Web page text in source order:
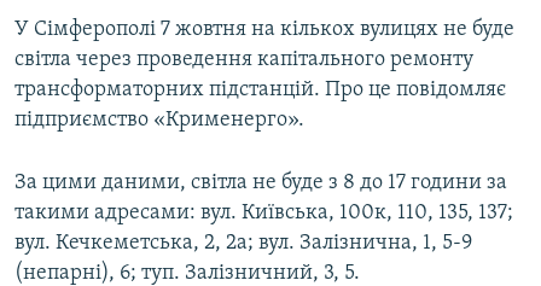
пошуку
ІНТЕРВ'Ю
ВСЕ ЗА ДЕНЬ
СПЕЦПРОЕКТИ
ВІДЕОУРОКИ «ELIFBE»
СВІДЧЕННЯ ОКУПАЦІЇ
Русский
Qırımtatar
У Сімферополі 7 жовтня на кількох вулицях не буде
світла через проведення капітального ремонту
трансформаторних підстанцій. Про це повідомляє
підприємство «Крименерго».
За цими даними, світла не буде з 8 до 17 години за
такими адресами: вул. Київська, 100к, 110, 135, 137;
вул. Кечкеметська, 2, 2а; вул. Залізнична, 1, 5-9
(непарні), 6; туп. Залізничний, 3, 5.